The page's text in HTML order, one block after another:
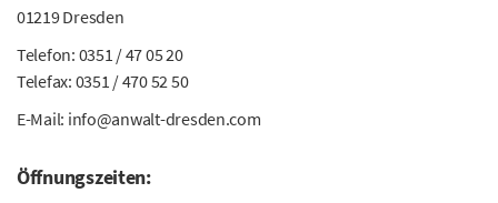
01219 Dresden
Telefon: 0351 / 47 05 20
Telefax: 0351 / 470 52 50
E-Mail: info@anwalt-dresden.com
Öffnungszeiten: